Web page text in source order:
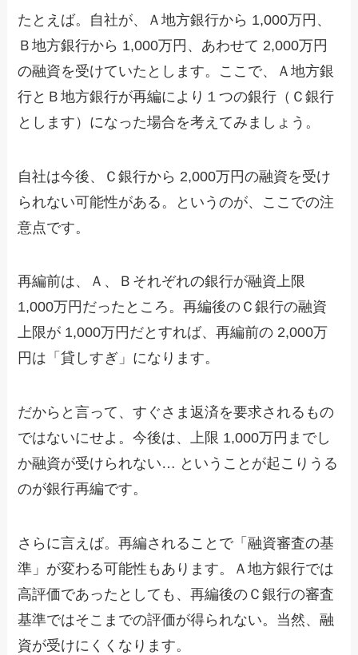
たとえば。自社が、Ａ地方銀行から 1,000万円、
Ｂ地方銀行から 1,000万円、あわせて 2,000万円
の融資を受けていたとします。ここで、Ａ地方銀
行とＢ地方銀行が再編により１つの銀行（Ｃ銀行
とします）になった場合を考えてみましょう。
自社は今後、Ｃ銀行から 2,000万円の融資を受け
られない可能性がある。というのが、ここでの注
意点です。
再編前は、Ａ、Ｂそれぞれの銀行が融資上限
1,000万円だったところ。再編後のＣ銀行の融資
上限が 1,000万円だとすれば、再編前の 2,000万
円は「貸しすぎ」になります。
だからと言って、すぐさま返済を要求されるもの
ではないにせよ。今後は、上限 1,000万円までし
か融資が受けられない… ということが起こりうる
のが銀行再編です。
さらに言えば。再編されることで「融資審査の基
準」が変わる可能性もあります。Ａ地方銀行では
高評価であったとしても、再編後のＣ銀行の審査
基準ではそこまでの評価が得られない。当然、融
資が受けにくくなります。